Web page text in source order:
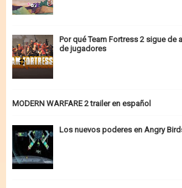
Por qué Team Fortress 2 sigue de
de jugadores
MODERN WARFARE 2 trailer en español
Los nuevos poderes en Angry